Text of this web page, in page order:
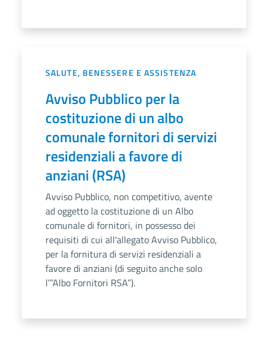
SALUTE, BENESSERE E ASSISTENZA
Avviso Pubblico per la
costituzione di un albo
comunale fornitori di servizi
residenziali a favore di
anziani (RSA)
Avviso Pubblico, non competitivo, avente
ad oggetto la costituzione di un Albo
comunale di fornitori, in possesso dei
requisiti di cui all'allegato Avviso Pubblico,
per la fornitura di servizi residenziali a
favore di anziani (di seguito anche solo
l’”Albo Fornitori RSA”).